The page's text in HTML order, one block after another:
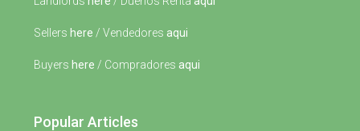
Sellers here / Vendedores aqui
Buyers here / Compradores aqui
Popular Articles